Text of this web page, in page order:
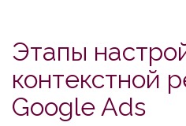
Этапы
контекстной
Google Ads